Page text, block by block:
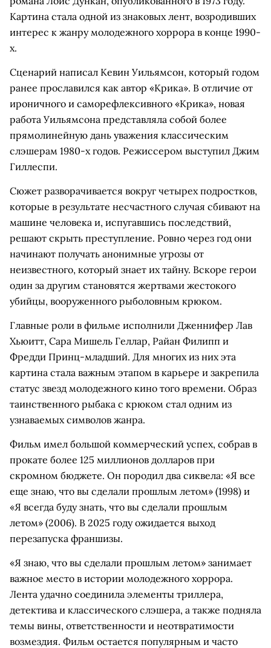
Картина стала одной из знаковых лент, возродивших
интерес к жанру молодежного хоррора в конце 1990-
х.
Сценарий написал Кевин Уильямсон, который годом
ранее прославился как автор «Крика». В отличие от
ироничного и саморефлексивного «Крика», новая
работа Уильямсона представляла собой более
прямолинейную дань уважения классическим
слэшерам 1980-х годов. Режиссером выступил Джим
Гиллеспи.
Сюжет разворачивается вокруг четырех подростков,
которые в результате несчастного случая сбивают на
машине человека и, испугавшись последствий,
решают скрыть преступление. Ровно через год они
начинают получать анонимные угрозы от
неизвестного, который знает их тайну. Вскоре герои
один за другим становятся жертвами жестокого
убийцы, вооруженного рыболовным крюком.
Главные роли в фильме исполнили Дженнифер Лав
Хьюитт, Сара Мишель Геллар, Райан Филипп и
Фредди Принц-младший. Для многих из них эта
картина стала важным этапом в карьере и закрепила
статус звезд молодежного кино того времени. Образ
таинственного рыбака с крюком стал одним из
узнаваемых символов жанра.
Фильм имел большой коммерческий успех, собрав в
прокате более 125 миллионов долларов при
скромном бюджете. Он породил два сиквела: «Я все
еще знаю, что вы сделали прошлым летом» (1998) и
«Я всегда буду знать, что вы сделали прошлым
летом» (2006). В 2025 году ожидается выход
перезапуска франшизы.
«Я знаю, что вы сделали прошлым летом» занимает
важное место в истории молодежного хоррора.
Лента удачно соединила элементы триллера,
детектива и классического слэшера, а также подняла
темы вины, ответственности и неотвратимости
возмездия. Фильм остается популярным и часто